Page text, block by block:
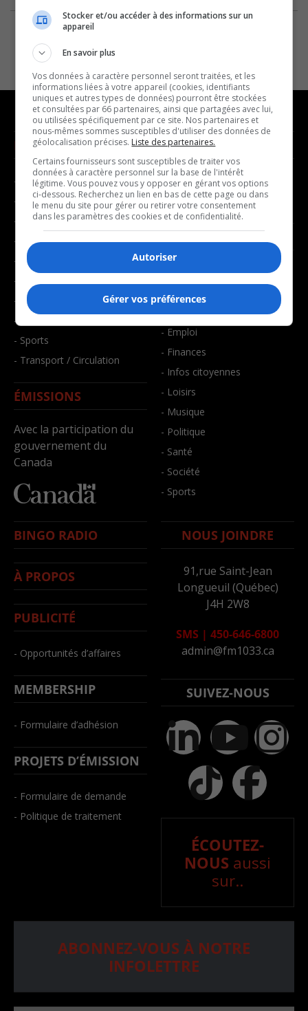
NOUVELLES
- Affaires municipales
- Communauté / Social
- Culture
- Économie
- Éducation
- Environnement
- Faits divers
- Santé et bien-être
- Sports
- Transport / Circulation
ÉMISSIONS
Avec la participation du
gouvernement du
Canada
MUSIQUE
- Décompte franco
- Joué récemment
BALADOS
- Affaires
- Art de vivre
- Bien-être
- Emploi
- Finances
- Infos citoyennes
- Loisirs
- Musique
- Politique
- Santé
- Société
- Sports
BINGO RADIO
À PROPOS
PUBLICITÉ
- Opportunités d’affaires
MEMBERSHIP
- Formulaire d’adhésion
PROJETS D’ÉMISSION
- Formulaire de demande
- Politique de traitement
NOUS JOINDRE
91,rue Saint-Jean
Longueuil (Québec)
J4H 2W8
SMS | 450-646-6800
admin@fm1033.ca
SUIVEZ-NOUS
ÉCOUTEZ-
NOUS aussi
sur..
ABONNEZ-VOUS À NOTRE
INFOLETTRE
Stocker et/ou accéder à des informations sur un
appareil
En savoir plus
Vos données à caractère personnel seront traitées, et les
informations liées à votre appareil (cookies, identifiants
uniques et autres types de données) pourront être stockées
et consultées par 66 partenaires, ainsi que partagées avec lui,
ou utilisées spécifiquement par ce site. Nos partenaires et
nous-mêmes sommes susceptibles d'utiliser des données de
géolocalisation précises. Liste des partenaires.
Certains fournisseurs sont susceptibles de traiter vos
données à caractère personnel sur la base de l'intérêt
légitime. Vous pouvez vous y opposer en gérant vos options
ci-dessous. Recherchez un lien en bas de cette page ou dans
le menu du site pour gérer ou retirer votre consentement
dans les paramètres des cookies et de confidentialité.
Autoriser
Gérer vos préférences